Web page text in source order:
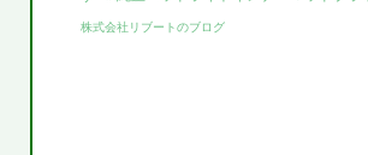
株式会社リブートのブログ